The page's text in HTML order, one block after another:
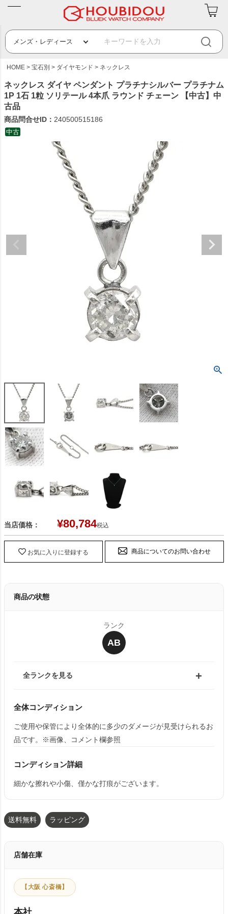
HOME 宝石別 ダイヤモンド ネックレス
ネックレス ダイヤ ペンダント プラチナシルバー プラチナム
1P 1石 1粒 ソリテール 4本爪 ラウンド チェーン 【中古】中
古品
商品問合せID： 240500515186
中古
当店価格： ¥80,784税込
お気に入りに登録する 商品についてのお問い合わせ
商品の状態
ランク
AB
全ランクを見る
全体コンディション
ご使用や保管により全体的に多少のダメージが見受けられるお
品です。※画像、コメント欄参照
コンディション詳細
細かな擦れや小傷、僅かな打痕がございます。
送料無料 ラッピング
店舗在庫
【大阪 心斎橋】
本社